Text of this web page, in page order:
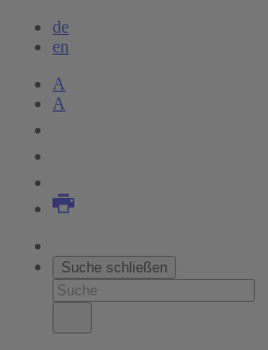
de
en
A
A
Suche schließen